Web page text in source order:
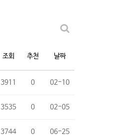
조회 추천 날짜
3911 0 02-10
3535 0 02-05
3744 0 06-25